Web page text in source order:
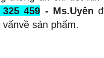
325 459 - Ms.Uyên
sản phẩm.